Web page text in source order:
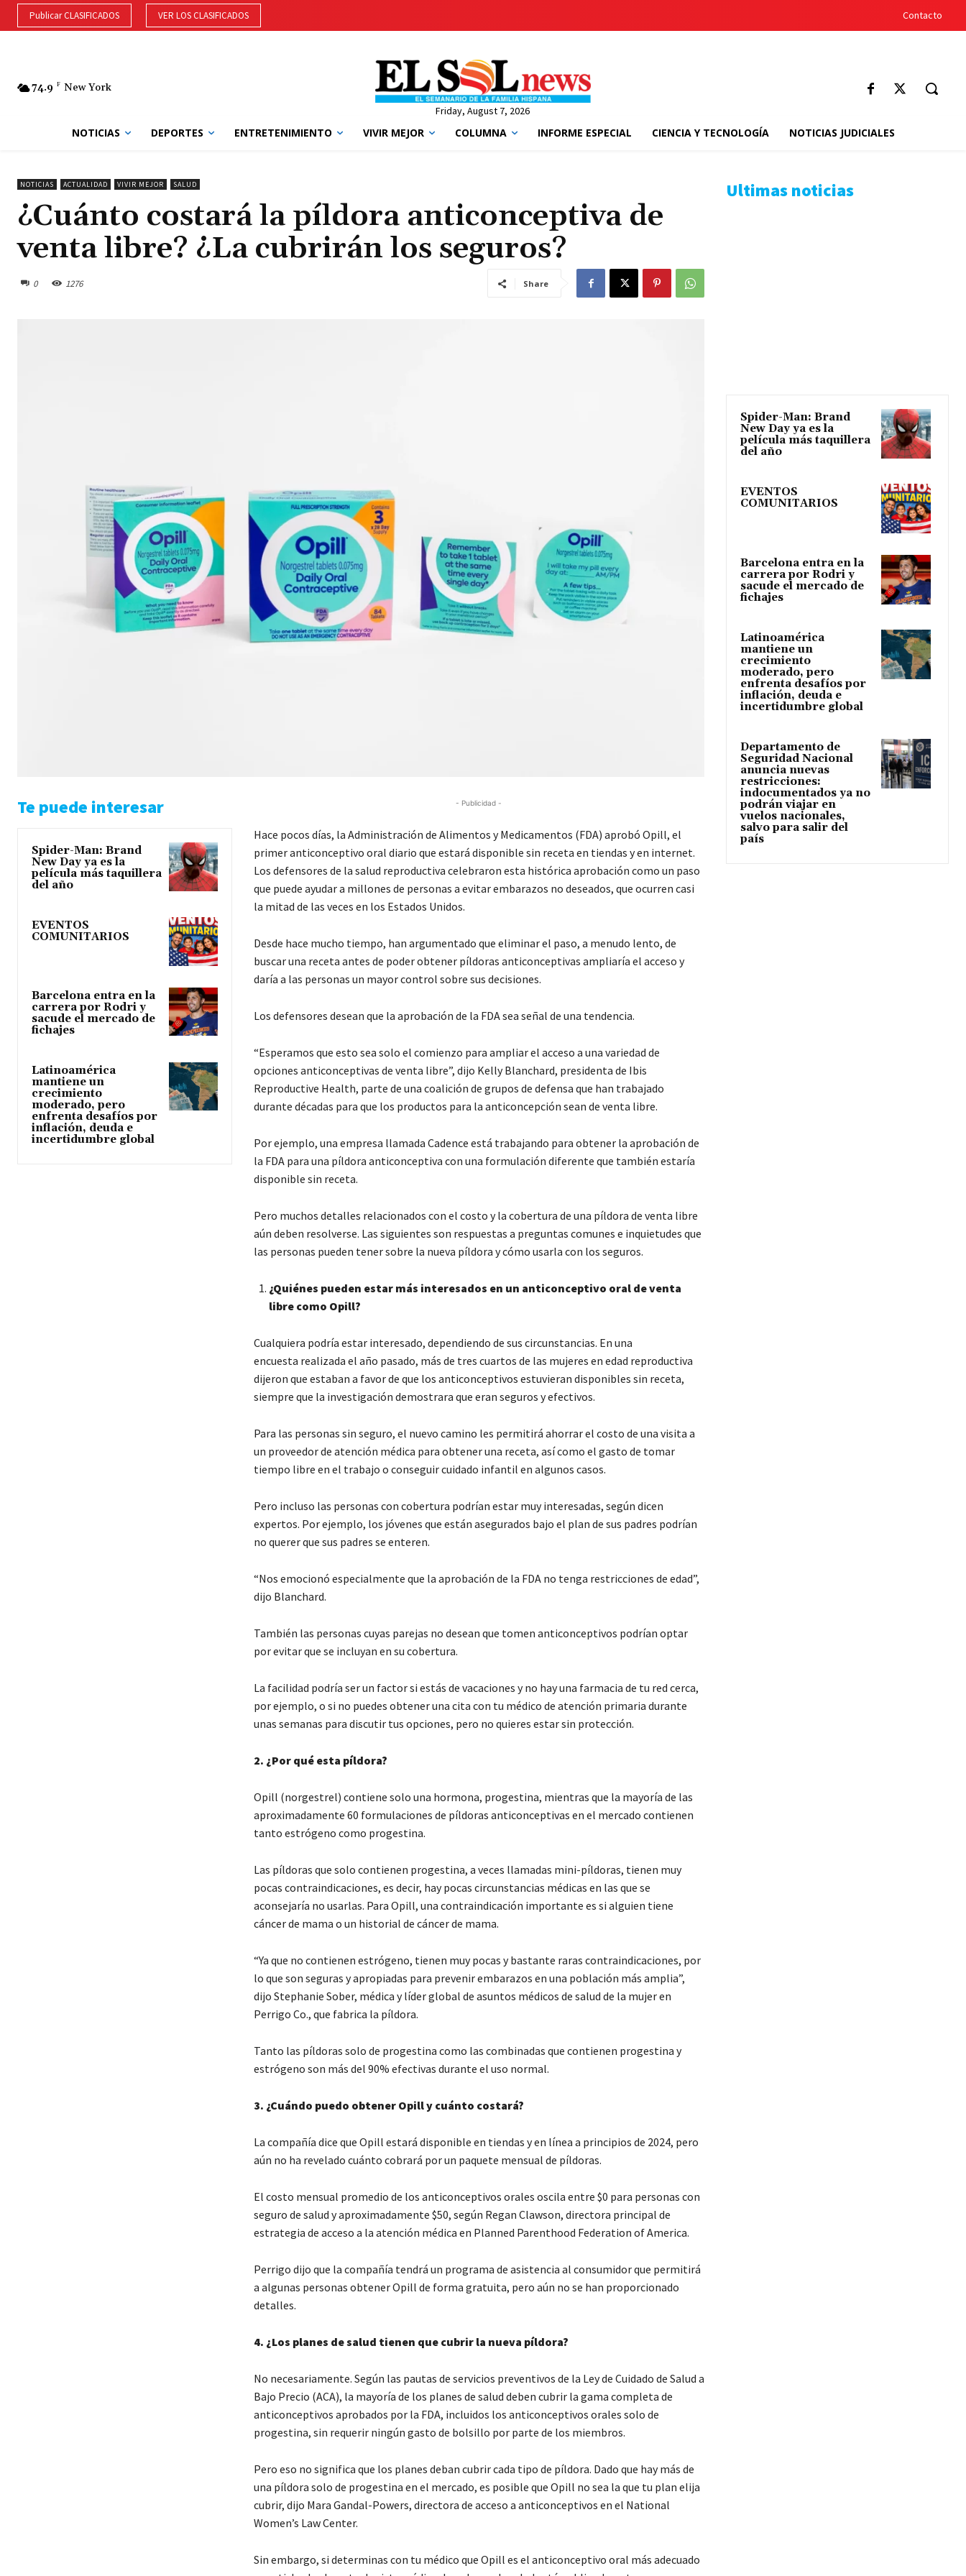
Publicar CLASIFICADOS VER LOS CLASIFICADOS Contacto
74.9 F New York
Friday, August 7, 2026
NOTICIAS DEPORTES ENTRETENIMIENTO VIVIR MEJOR COLUMNA INFORME ESPECIAL CIENCIA Y TECNOLOGÍA NOTICIAS JUDICIALES
NOTICIAS ACTUALIDAD VIVIR MEJOR SALUD
¿Cuánto costará la píldora anticonceptiva de
venta libre? ¿La cubrirán los seguros?
0 1276 Share
Te puede interesar
Spider-Man: Brand
New Day ya es la
película más taquillera
del año
EVENTOS
COMUNITARIOS
Barcelona entra en la
carrera por Rodri y
sacude el mercado de
fichajes
Latinoamérica
mantiene un
crecimiento
moderado, pero
enfrenta desafíos por
inflación, deuda e
incertidumbre global
- Publicidad -
Hace pocos días, la Administración de Alimentos y Medicamentos (FDA) aprobó Opill, el
primer anticonceptivo oral diario que estará disponible sin receta en tiendas y en internet.
Los defensores de la salud reproductiva celebraron esta histórica aprobación como un paso
que puede ayudar a millones de personas a evitar embarazos no deseados, que ocurren casi
la mitad de las veces en los Estados Unidos.
Desde hace mucho tiempo, han argumentado que eliminar el paso, a menudo lento, de
buscar una receta antes de poder obtener píldoras anticonceptivas ampliaría el acceso y
daría a las personas un mayor control sobre sus decisiones.
Los defensores desean que la aprobación de la FDA sea señal de una tendencia.
“Esperamos que esto sea solo el comienzo para ampliar el acceso a una variedad de
opciones anticonceptivas de venta libre”, dijo Kelly Blanchard, presidenta de Ibis
Reproductive Health, parte de una coalición de grupos de defensa que han trabajado
durante décadas para que los productos para la anticoncepción sean de venta libre.
Por ejemplo, una empresa llamada Cadence está trabajando para obtener la aprobación de
la FDA para una píldora anticonceptiva con una formulación diferente que también estaría
disponible sin receta.
Pero muchos detalles relacionados con el costo y la cobertura de una píldora de venta libre
aún deben resolverse. Las siguientes son respuestas a preguntas comunes e inquietudes que
las personas pueden tener sobre la nueva píldora y cómo usarla con los seguros.
¿Quiénes pueden estar más interesados en un anticonceptivo oral de venta
libre como Opill?
Cualquiera podría estar interesado, dependiendo de sus circunstancias. En una
encuesta realizada el año pasado, más de tres cuartos de las mujeres en edad reproductiva
dijeron que estaban a favor de que los anticonceptivos estuvieran disponibles sin receta,
siempre que la investigación demostrara que eran seguros y efectivos.
Para las personas sin seguro, el nuevo camino les permitirá ahorrar el costo de una visita a
un proveedor de atención médica para obtener una receta, así como el gasto de tomar
tiempo libre en el trabajo o conseguir cuidado infantil en algunos casos.
Pero incluso las personas con cobertura podrían estar muy interesadas, según dicen
expertos. Por ejemplo, los jóvenes que están asegurados bajo el plan de sus padres podrían
no querer que sus padres se enteren.
“Nos emocionó especialmente que la aprobación de la FDA no tenga restricciones de edad”,
dijo Blanchard.
También las personas cuyas parejas no desean que tomen anticonceptivos podrían optar
por evitar que se incluyan en su cobertura.
La facilidad podría ser un factor si estás de vacaciones y no hay una farmacia de tu red cerca,
por ejemplo, o si no puedes obtener una cita con tu médico de atención primaria durante
unas semanas para discutir tus opciones, pero no quieres estar sin protección.
2. ¿Por qué esta píldora?
Opill (norgestrel) contiene solo una hormona, progestina, mientras que la mayoría de las
aproximadamente 60 formulaciones de píldoras anticonceptivas en el mercado contienen
tanto estrógeno como progestina.
Las píldoras que solo contienen progestina, a veces llamadas mini-píldoras, tienen muy
pocas contraindicaciones, es decir, hay pocas circunstancias médicas en las que se
aconsejaría no usarlas. Para Opill, una contraindicación importante es si alguien tiene
cáncer de mama o un historial de cáncer de mama.
“Ya que no contienen estrógeno, tienen muy pocas y bastante raras contraindicaciones, por
lo que son seguras y apropiadas para prevenir embarazos en una población más amplia”,
dijo Stephanie Sober, médica y líder global de asuntos médicos de salud de la mujer en
Perrigo Co., que fabrica la píldora.
Tanto las píldoras solo de progestina como las combinadas que contienen progestina y
estrógeno son más del 90% efectivas durante el uso normal.
3. ¿Cuándo puedo obtener Opill y cuánto costará?
La compañía dice que Opill estará disponible en tiendas y en línea a principios de 2024, pero
aún no ha revelado cuánto cobrará por un paquete mensual de píldoras.
El costo mensual promedio de los anticonceptivos orales oscila entre $0 para personas con
seguro de salud y aproximadamente $50, según Regan Clawson, directora principal de
estrategia de acceso a la atención médica en Planned Parenthood Federation of America.
Perrigo dijo que la compañía tendrá un programa de asistencia al consumidor que permitirá
a algunas personas obtener Opill de forma gratuita, pero aún no se han proporcionado
detalles.
4. ¿Los planes de salud tienen que cubrir la nueva píldora?
No necesariamente. Según las pautas de servicios preventivos de la Ley de Cuidado de Salud a
Bajo Precio (ACA), la mayoría de los planes de salud deben cubrir la gama completa de
anticonceptivos aprobados por la FDA, incluidos los anticonceptivos orales solo de
progestina, sin requerir ningún gasto de bolsillo por parte de los miembros.
Pero eso no significa que los planes deban cubrir cada tipo de píldora. Dado que hay más de
una píldora solo de progestina en el mercado, es posible que Opill no sea la que tu plan elija
cubrir, dijo Mara Gandal-Powers, directora de acceso a anticonceptivos en el National
Women’s Law Center.
Sin embargo, si determinas con tu médico que Opill es el anticonceptivo oral más adecuado
Ultimas noticias
Spider-Man: Brand
New Day ya es la
película más taquillera
del año
EVENTOS
COMUNITARIOS
Barcelona entra en la
carrera por Rodri y
sacude el mercado de
fichajes
Latinoamérica
mantiene un
crecimiento
moderado, pero
enfrenta desafíos por
inflación, deuda e
incertidumbre global
Departamento de
Seguridad Nacional
anuncia nuevas
restricciones:
indocumentados ya no
podrán viajar en
vuelos nacionales,
salvo para salir del
país